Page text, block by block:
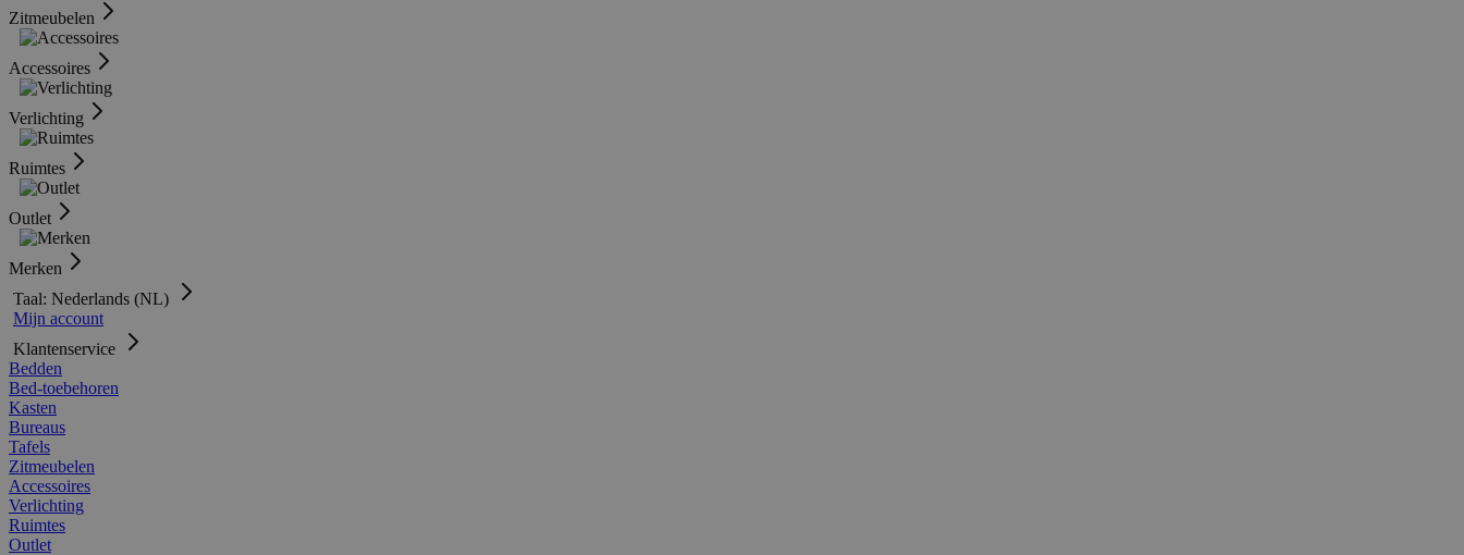
Zitmeubelen
Accessoires
Verlichting
Ruimtes
Outlet
Merken
Taal: Nederlands (NL)
Mijn account
Klantenservice
Bedden
Bed-toebehoren
Kasten
Bureaus
Tafels
Zitmeubelen
Accessoires
Verlichting
Ruimtes
Outlet